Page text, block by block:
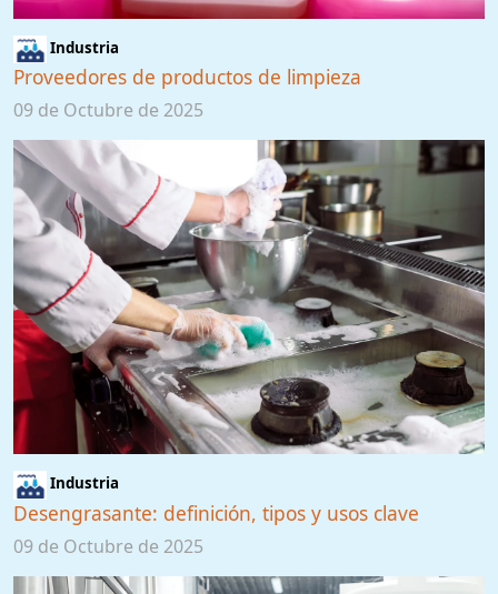
Industria
Proveedores de productos de limpieza
09 de Octubre de 2025
Industria
Desengrasante: definición, tipos y usos clave
09 de Octubre de 2025